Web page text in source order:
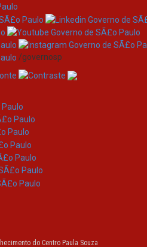
/governosp
do Centro Paula Souza